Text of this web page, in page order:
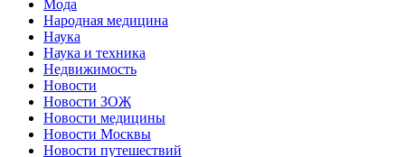
Мода
Народная медицина
Наука
Наука и техника
Недвижимость
Новости
Новости ЗОЖ
Новости медицины
Новости Москвы
Новости путешествий